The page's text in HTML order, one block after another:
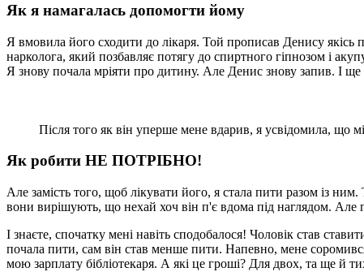
Як я намагалась допомогти йому
Я вмовила його сходити до лікаря. Той прописав Денису якісь
нарколога, який позбавляє потягу до спиртного гіпнозом і
Я знову почала мріяти про дитину. Але Денис знову запив. І
Після того як він уперше мене вдарив, я усвідомила, що
Як робити НЕ ПОТРІБНО!
Але замість того, щоб лікувати його, я стала пити разом із
вони вирішують, що нехай хоч він п'є вдома під наглядом.
І знаєте, спочатку мені навіть сподобалося! Чоловік став
почала пити, сам він став менше пити. Напевно, мене
мою зарплату бібліотекаря. А які це гроші? Для двох, та ще й